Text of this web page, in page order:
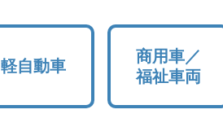
軽自動車
商用車／
福祉車両